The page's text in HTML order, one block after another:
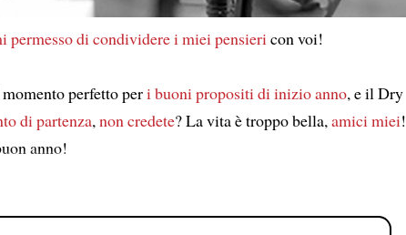
permesso di condividerei miei pensieri con voi!
perfetto peri buoni propositi di inizio anno, e il Dry
di partenza, non credete? La vita è troppo bella, amici miei!
anno!